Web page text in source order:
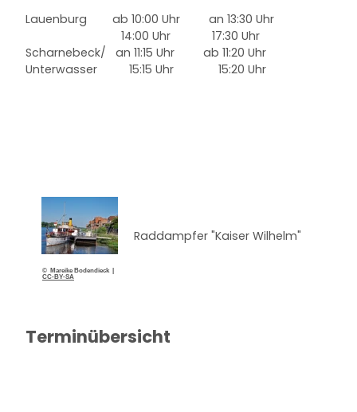
Lauenburg ab 10:00 Uhr an 13:30 Uhr
14:00 Uhr 17:30 Uhr
Scharnebeck/ an 11:15 Uhr ab 11:20 Uhr
Unterwasser 15:15 Uhr 15:20 Uhr
© Mareike Bodendieck |
CC-BY-SA
Raddampfer "Kaiser Wilhelm"
Terminübersicht